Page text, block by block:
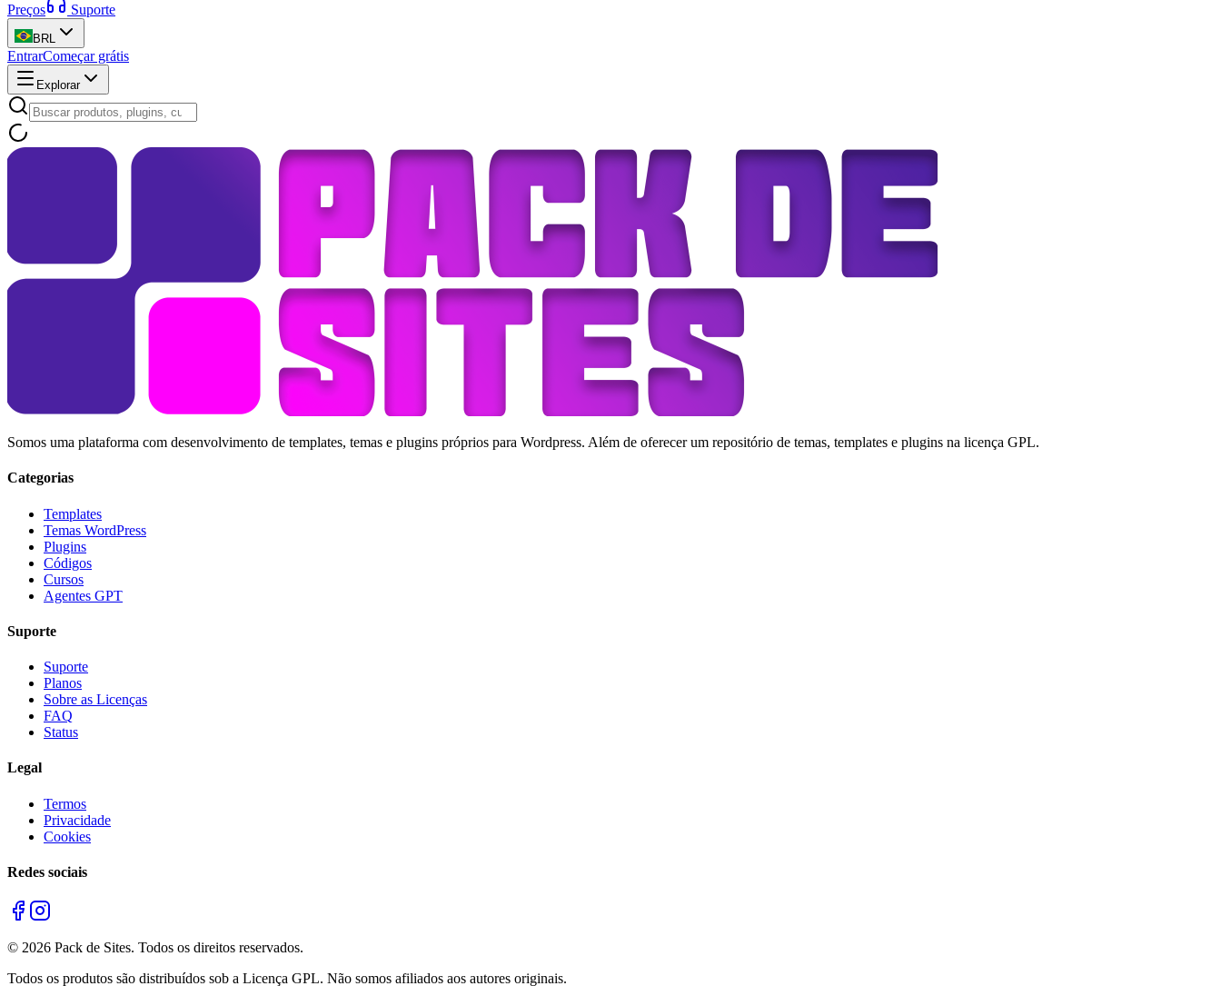
Preços Suporte
BRL
EntrarComeçar grátis
Explorar
Somos uma plataforma com desenvolvimento de templates, temas e plugins próprios para Wordpress. Além de oferecer um repositório de temas, templates e plugins na licença GPL.
Categorias
Templates
Temas WordPress
Plugins
Códigos
Cursos
Agentes GPT
Suporte
Suporte
Planos
Sobre as Licenças
FAQ
Status
Legal
Termos
Privacidade
Cookies
Redes sociais
© 2026 Pack de Sites. Todos os direitos reservados.
Todos os produtos são distribuídos sob a Licença GPL. Não somos afiliados aos autores originais.